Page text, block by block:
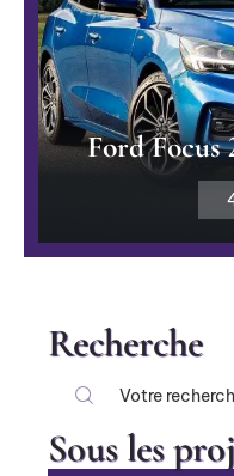
Ford Focus
Recherche
Sous les